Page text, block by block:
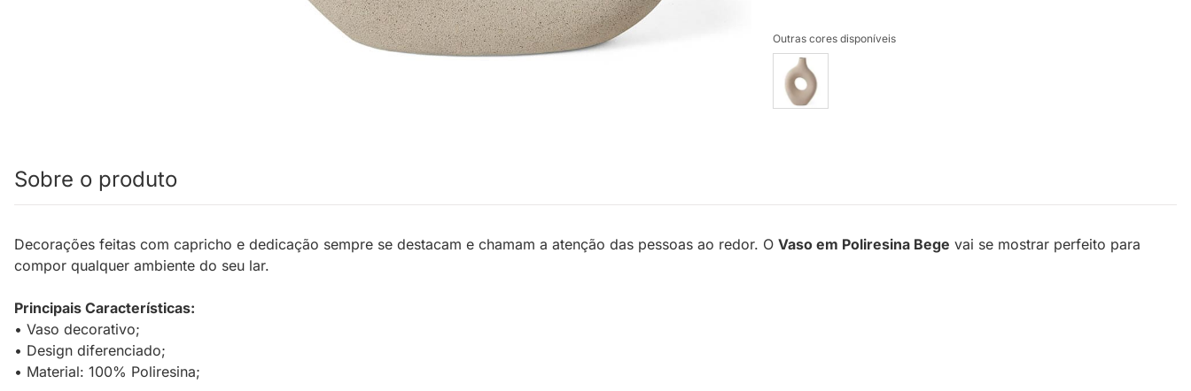
Outras cores disponíveis
Sobre o produto
Decorações feitas com capricho e dedicação sempre se destacam e chamam a atenção das pessoas ao redor. O Vaso em Poliresina Bege vai se mostrar perfeito para
compor qualquer ambiente do seu lar.
Principais Características:
• Vaso decorativo;
• Design diferenciado;
• Material: 100% Poliresina;